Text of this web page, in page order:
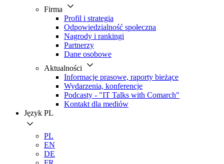
Firma
Profil i strategia
Odpowiedzialność społeczna
Nagrody i rankingi
Partnerzy
Dane osobowe
Aktualności
Informacje prasowe, raporty bieżące
Wydarzenia, konferencje
Podcasty - "IT Talks with Comarch"
Kontakt dla mediów
Język PL
PL
EN
DE